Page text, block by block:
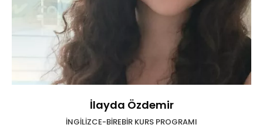
İlayda Özdemir
İNGİLİZCE-BİREBİR KURS PROGRAMI